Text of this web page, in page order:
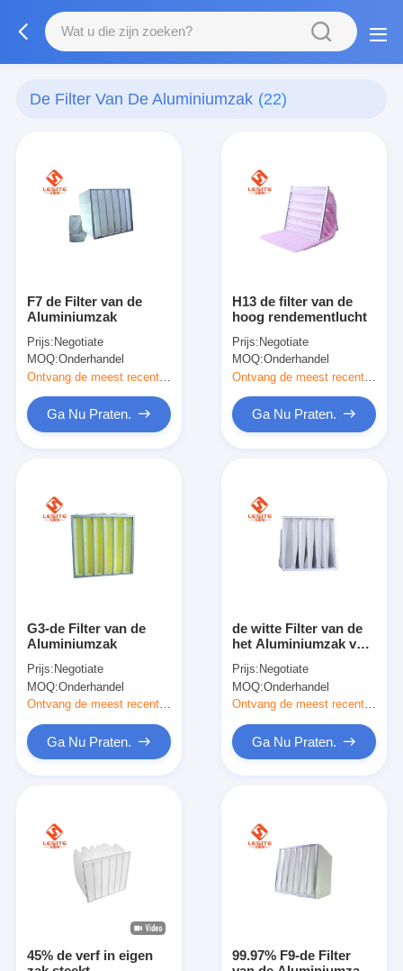
De Filter Van De Aluminiumzak (22)
F7 de Filter van de
Aluminiumzak
Prijs: Negotiate
MOQ:Onderhandel
Ontvang de meest recente Prijs
Ga Nu Praten.
H13 de filter van de
hoog rendementlucht
Prijs: Negotiate
MOQ:Onderhandel
Ga Nu Praten.
G3-de Filter van de
Aluminiumzak
Prijs: Negotiate
MOQ:Onderhandel
Ontvang de meest recente Prijs
Ga Nu Praten.
de witte Filter van de
het Aluminiumzak van
Middelgrote
Efficiencyfilter
Prijs: Negotiate
MOQ:Onderhandel
Ga Nu Praten.
45% de verf in eigen
99.97% F9-de Filter